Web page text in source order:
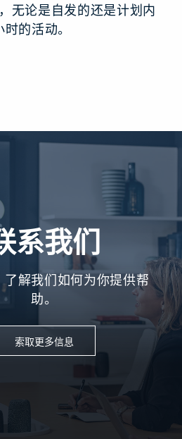
无论是自发的还是计划内
的活动。
系我们
了解我们如何为你提供帮
助。
索取更多信息